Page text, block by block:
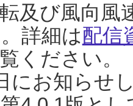
及び風向風
詳細は配信
ください。
にお知らせ